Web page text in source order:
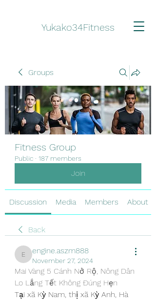
Yukako34Fitness
Groups
Fitness Group
Public · 187 members
Join
Discussion Media Members About
Back
engine.aszm888
engine.aszm888
November 27, 2024
Mai Vàng 5 Cánh Nở Rộ, Nông Dân
Lo Lắng Tết Không Đúng Hẹn
Tại xã Kỳ Nam, thị xã Kỳ Anh, Hà